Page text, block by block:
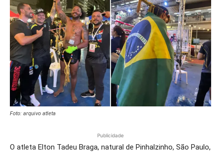
Foto: arquivo atleta
Publicidade
O atleta Elton Tadeu Braga, natural de Pinhalzinho, São Paulo,